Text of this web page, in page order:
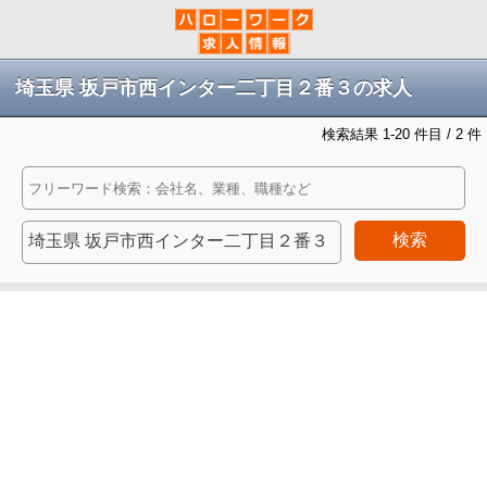
埼玉県 坂戸市西インター二丁目２番３の求人
検索結果 1-20 件目 / 2 件
検索